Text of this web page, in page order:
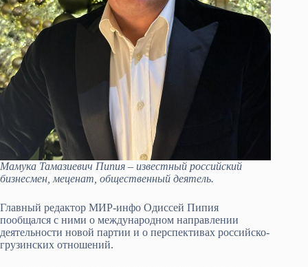
Мамука Тамазиевич Пипия – известный российский
бизнесмен, меценат, общественный деятель.
Главный редактор МИР-инфо Одиссей Пипия
пообщался с ними о международном направлении
деятельности новой партии и о перспективах российско-
грузинских отношений.